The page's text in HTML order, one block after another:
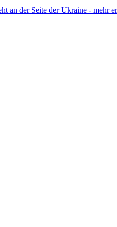
an der Seite der Ukraine - mehr